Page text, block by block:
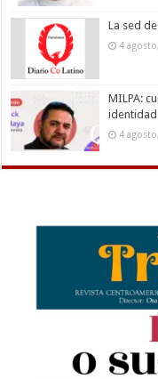
La sed
4
MILPA:
identidad
4